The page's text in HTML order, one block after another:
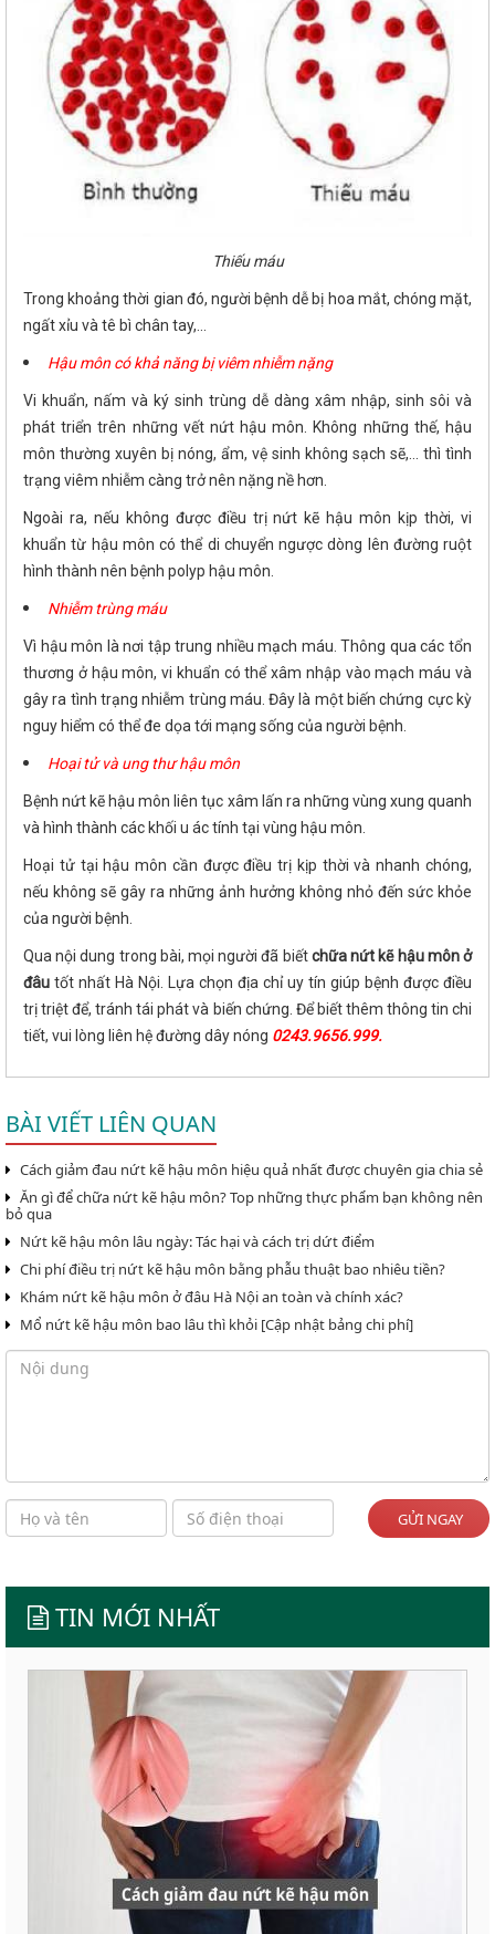
Thiếu máu
Trong khoảng thời gian đó, người bệnh dễ bị hoa mắt, chóng mặt,
ngất xỉu và tê bì chân tay,...
Hậu môn có khả năng bị viêm nhiễm nặng
Vi khuẩn, nấm và ký sinh trùng dễ dàng xâm nhập, sinh sôi và
phát triển trên những vết nứt hậu môn. Không những thế, hậu
môn thường xuyên bị nóng, ẩm, vệ sinh không sạch sẽ,... thì tình
trạng viêm nhiễm càng trở nên nặng nề hơn.
Ngoài ra, nếu không được điều trị nứt kẽ hậu môn kịp thời, vi
khuẩn từ hậu môn có thể di chuyển ngược dòng lên đường ruột
hình thành nên bệnh polyp hậu môn.
Nhiễm trùng máu
Vì hậu môn là nơi tập trung nhiều mạch máu. Thông qua các tổn
thương ở hậu môn, vi khuẩn có thể xâm nhập vào mạch máu và
gây ra tình trạng nhiễm trùng máu. Đây là một biến chứng cực kỳ
nguy hiểm có thể đe dọa tới mạng sống của người bệnh.
Hoại tử và ung thư hậu môn
Bệnh nứt kẽ hậu môn liên tục xâm lấn ra những vùng xung quanh
và hình thành các khối u ác tính tại vùng hậu môn.
Hoại tử tại hậu môn cần được điều trị kịp thời và nhanh chóng,
nếu không sẽ gây ra những ảnh hưởng không nhỏ đến sức khỏe
của người bệnh.
Qua nội dung trong bài, mọi người đã biếtchữa nứt kẽ hậu môn ở
đâu tốt nhất Hà Nội. Lựa chọn địa chỉ uy tín giúp bệnh được điều
trị triệt để, tránh tái phát và biến chứng. Để biết thêm thông tin chi
tiết, vui lòng liên hệ đường dây nóng 0243.9656.999.
BÀI VIẾT LIÊN QUAN
Cách giảm đau nứt kẽ hậu môn hiệu quả nhất được chuyên gia chia sẻ
Ăn gì để chữa nứt kẽ hậu môn? Top những thực phẩm bạn không nên
bỏ qua
Nứt kẽ hậu môn lâu ngày: Tác hại và cách trị dứt điểm
Chi phí điều trị nứt kẽ hậu môn bằng phẫu thuật bao nhiêu tiền?
Khám nứt kẽ hậu môn ở đâu Hà Nội an toàn và chính xác?
Mổ nứt kẽ hậu môn bao lâu thì khỏi [Cập nhật bảng chi phí]
GỬI NGAY
TIN MỚI NHẤT